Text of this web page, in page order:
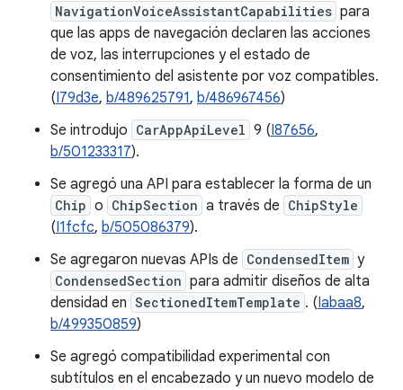
NavigationVoiceAssistantCapabilities para
que las apps de navegación declaren las acciones
de voz, las interrupciones y el estado de
consentimiento del asistente por voz compatibles.
(I79d3e, b/489625791, b/486967456)
Se introdujo CarAppApiLevel 9 (I87656,
b/501233317).
Se agregó una API para establecer la forma de un
Chip o ChipSection a través de ChipStyle
(I1fcfc, b/505086379).
Se agregaron nuevas APIs de CondensedItem y
CondensedSection para admitir diseños de alta
densidad en SectionedItemTemplate . (Iabaa8,
b/499350859)
Se agregó compatibilidad experimental con
subtítulos en el encabezado y un nuevo modelo de